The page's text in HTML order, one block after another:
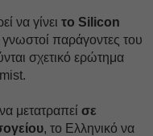
να γίνει το Silicon
παράγοντες του
σχετικό ερώτημα
μετατραπεί σε
, το Ελληνικό να